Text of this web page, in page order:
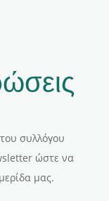
συλλόγου
ώστε να
μας.